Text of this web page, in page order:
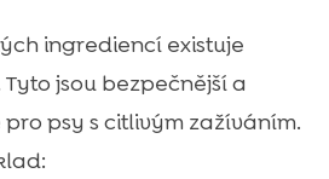
ingrediencí existuje
jsou bezpečnější a
psy s citlivým zažíváním.